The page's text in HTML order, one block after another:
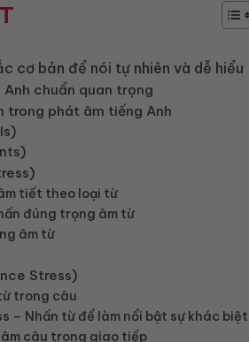
cơ bản để nói tự nhiên và dễ hiểu
chuẩn quan trọng
trong phát âm tiếng Anh
tiết theo loại từ
đúng trọng âm từ
âm từ
Stress)
trong câu
– Nhấn từ để làm nổi bật sự khác biệt
câu trong giao tiếp